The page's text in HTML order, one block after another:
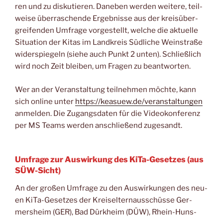
ren und zu dis­ku­tie­ren. Dane­ben wer­den wei­te­re, teil­
wei­se über­ra­schen­de Ergeb­nis­se aus der kreis­über­
grei­fen­den Umfra­ge vor­ge­stellt, wel­che die aktu­el­le
Situa­ti­on der Kitas im Land­kreis Süd­li­che Wein­stra­ße
wider­spie­geln (sie­he auch Punkt 2 unten). Schließ­lich
wird noch Zeit blei­ben, um Fra­gen zu beantworten.
Wer an der Ver­an­stal­tung teil­neh­men möch­te, kann
sich online unter https://keasuew.de/veranstaltungen
anmel­den. Die Zugangs­da­ten für die Video­kon­fe­renz
per MS Teams wer­den anschlie­ßend zugesandt.
Umfrage zur Auswirkung des KiTa-Gesetzes (aus
SÜW-Sicht)
An der gro­ßen Umfra­ge zu den Aus­wir­kun­gen des neu­
en KiTa-Geset­zes der Kreis­eltern­aus­schüs­se Ger­
mers­heim (GER), Bad Dürk­heim (DÜW), Rhein-Huns­